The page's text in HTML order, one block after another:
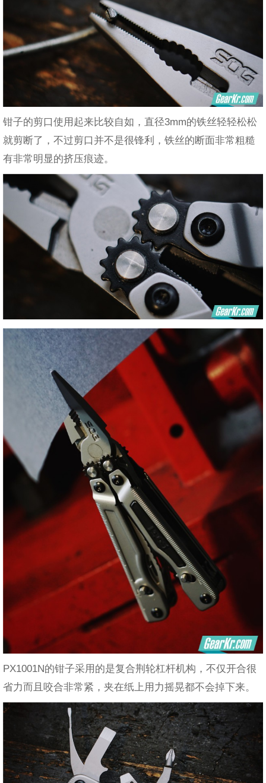
钳子的剪口使用起来比较自如，直径3mm的铁丝轻轻松松
就剪断了，不过剪口并不是很锋利，铁丝的断面非常粗糙
有非常明显的挤压痕迹。
PX1001N的钳子采用的是复合荆轮杠杆机构，不仅开合很
省力而且咬合非常紧，夹在纸上用力摇晃都不会掉下来。